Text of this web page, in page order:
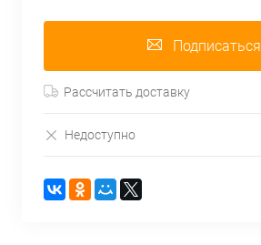
Подписаться
Рассчитать доставку
Недоступно